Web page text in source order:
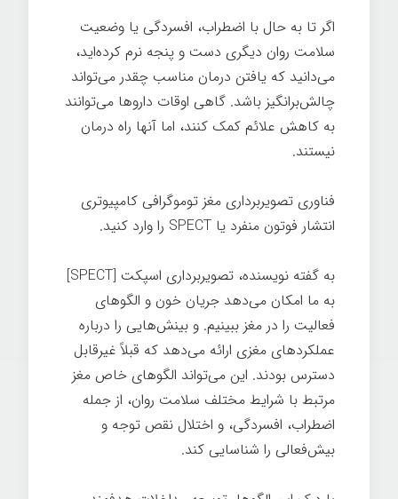
اگر تا به حال با اضطراب، افسردگی یا وضعیت
سلامت روان دیگری دست و پنجه نرم کرده‌اید،
می‌دانید که یافتن درمان مناسب چقدر می‌تواند
چالش‌برانگیز باشد. گاهی اوقات داروها می‌توانند
به کاهش علائم کمک کنند، اما آنها راه درمان
نیستند.
فناوری تصویربرداری مغز توموگرافی کامپیوتری
انتشار فوتون منفرد یا SPECT را وارد کنید.
به گفته نویسنده، تصویربرداری اسپکت [SPECT]
به ما امکان می‌دهد جریان خون و الگوهای
فعالیت را در مغز ببینیم. و بینش‌هایی را درباره
عملکردهای مغزی ارائه می‌دهد که قبلاً غیرقابل
دسترس بودند. این می‌تواند الگوهای خاص مغز
مرتبط با شرایط مختلف سلامت روان، از جمله
اضطراب، افسردگی، و اختلال نقص توجه و
بیش‌فعالی را شناسایی کند.